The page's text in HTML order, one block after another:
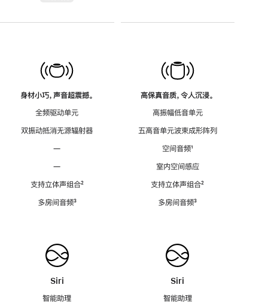
身材小巧，声音超震撼。
全频驱动单元
双振动抵消无源辐射器
—
—
支持立体声组合脚
²
多房间音频脚
³
Siri
智能助理
高保真音质，令人沉浸。
高振幅低音单元
五高音单元波束成形阵列
空间音频脚
¹
室内空间感应
支持立体声组合脚
²
多房间音频脚
³
Siri
智能助理